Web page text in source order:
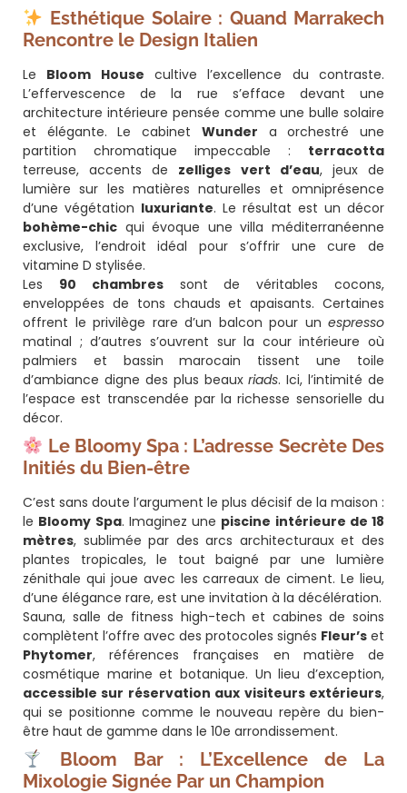
Esthétique Solaire : Quand Marrakech
Rencontre le Design Italien
Le Bloom House cultive l’excellence du contraste.
L’effervescence de la rue s’efface devant une
architecture intérieure pensée comme une bulle solaire
et élégante. Le cabinet Wunder a orchestré une
partition chromatique impeccable : terracotta
terreuse, accents de zelliges vert d’eau, jeux de
lumière sur les matières naturelles et omniprésence
d’une végétation luxuriante. Le résultat est un décor
bohème-chic qui évoque une villa méditerranéenne
exclusive, l’endroit idéal pour s’offrir une cure de
vitamine D stylisée.
Les 90 chambressont de véritables cocons,
enveloppées de tons chauds et apaisants. Certaines
offrent le privilège rare d’un balcon pour un espresso
matinal ; d’autres s’ouvrent sur la cour intérieure où
palmiers et bassin marocain tissent une toile
d’ambiance digne des plus beauxriads. Ici, l’intimité de
l’espace est transcendée par la richesse sensorielle du
décor.
Le Bloomy Spa : L’adresse Secrète Des
Initiés du Bien-être
C’est sans doute l’argument le plus décisif de la maison :
le Bloomy Spa. Imaginez une piscine intérieure de 18
mètres, sublimée par des arcs architecturaux et des
plantes tropicales, le tout baigné par une lumière
zénithale qui joue avec les carreaux de ciment. Le lieu,
d’une élégance rare, est une invitation à la décélération.
Sauna, salle de fitness high-tech et cabines de soins
complètent l’offre avec des protocoles signés Fleur’s et
Phytomer, références françaises en matière de
cosmétique marine et botanique. Un lieu d’exception,
accessible sur réservation aux visiteurs extérieurs,
qui se positionne comme le nouveau repère du bien-
être haut de gamme dans le 10e arrondissement.
Bloom Bar : L’Excellence de La
Mixologie Signée Par un Champion